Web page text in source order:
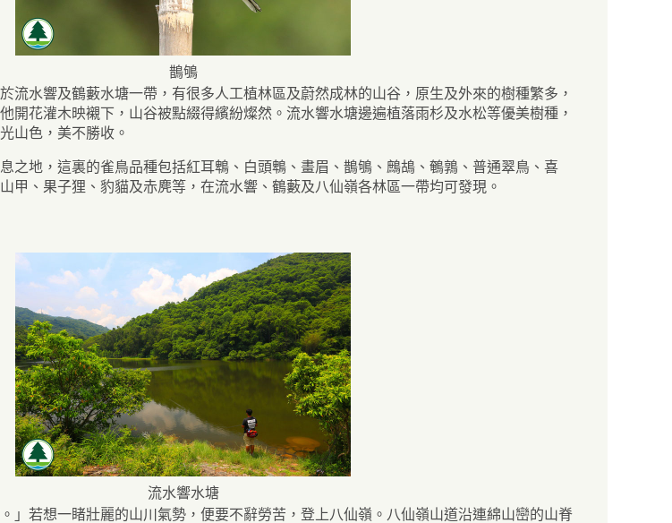
鵲鴝
流水響及鶴藪水塘一帶，有很多人工植林區及蔚然成林的山谷，原生及外來的樹種繁多，
開花灌木映襯下，山谷被點綴得繽紛燦然。流水響水塘邊遍植落雨杉及水松等優美樹種，
山色，美不勝收。
之地，這裏的雀鳥品種包括紅耳鵯、白頭鵯、畫眉、鵲鴝、鷓鴣、鵪鶉、普通翠鳥、喜
甲、果子狸、豹貓及赤麂等，在流水響、鶴藪及八仙嶺各林區一帶均可發現。
流水響水塘
」若想一睹壯麗的山川氣勢，便要不辭勞苦，登上八仙嶺。八仙嶺山道沿連綿山巒的山脊